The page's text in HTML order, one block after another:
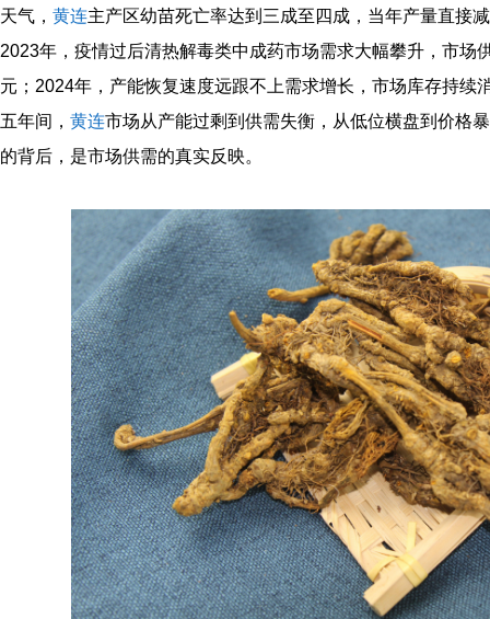
天气， 黄连主产区幼苗死亡率达到三成至四成，当年产量直接
2023年，疫情过后清热解毒类中成药市场需求大幅攀升，市场
元；2024年，产能恢复速度远跟不上需求增长，市场库存持续
五年间， 黄连市场从产能过剩到供需失衡，从低位横盘到价格
的背后，是市场供需的真实反映。